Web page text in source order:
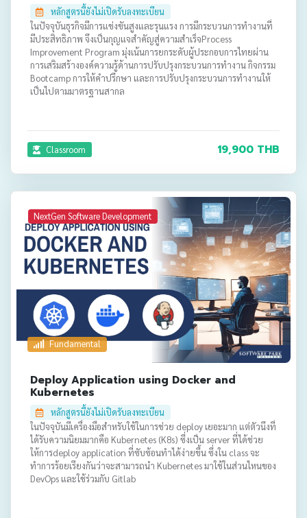
หลักสูตรนี้ยังไม่เปิดรับลงทะเบียน
ในปัจจุบันธุรกิจมีการแข่งขันสูงและรุนแรง การมีกระบวนการทำงานที่
มีประสิทธิภาพ จึงเป็นกุญแจสำคัญสู่ความสำเร็จProcess
Improvement Program มุ่งเน้นการยกระดับผู้ประกอบการไทยผ่าน
การเสริมสร้างองค์ความรู้ด้านการปรับปรุงกระบวนการทำงาน กิจกรรม
Bootcamp การให้คำปรึกษา และการปรับปรุงกระบวนการทำงานให้
เป็นไปตามมาตรฐานสากล
Classroom 19,900 THB
NextGen Software Development
Fundamental
Deploy Application using Docker and
Kubernetes
หลักสูตรนี้ยังไม่เปิดรับลงทะเบียน
ในปัจจุบันมีเครื่องมือสำหรับใช้ในการช่วย deploy เยอะมาก แต่ตัวนึงที่
ได้รับความนิยมมากคือ Kubernetes (K8s) ซึ่งเป็น server ที่ได้ช่วย
ให้การdeploy application ที่ซับซ้อนทำได้ง่ายขึ้น ซึ่งใน class จะ
ทำการร้อยเรียงกันว่าจะสามารถนำ Kubernetes มาใช้ในส่วนไหนของ
DevOps และใช้ร่วมกับ Gitlab